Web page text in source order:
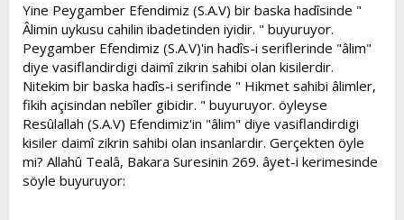
Yine Peygamber Efendimiz (S.A.V) bir baska hadîsinde "
Âlimin uykusu cahilin ibadetinden iyidir. " buyuruyor.
Peygamber Efendimiz (S.A.V)'in hadîs-i seriflerinde "âlim"
diye vasiflandirdigi daimî zikrin sahibi olan kisilerdir.
Nitekim bir baska hadîs-i serifinde " Hikmet sahibi âlimler,
fikih açisindan nebîler gibidir. " buyuruyor. öyleyse
Resûlallah (S.A.V) Efendimiz'in "âlim" diye vasiflandirdigi
kisiler daimî zikrin sahibi olan insanlardir. Gerçekten öyle
mi? Allahû Tealâ, Bakara Suresinin 269. âyet-i kerimesinde
söyle buyuruyor: